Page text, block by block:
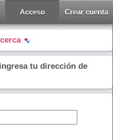
Acceso Crear cuenta
cerca
tu dirección de